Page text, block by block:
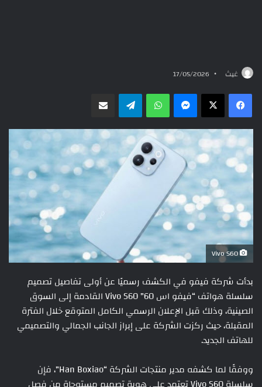
غيث 17/05/2026
ماسنجر واتسابتيلقرام
بدأت شركة فيفو في الكشف رسميًا عن أولى تفاصيل تصميم
سلسلة هواتف “فيفو اس 60” Vivo S60 القادمة إلى السوق
الصينية، وذلك قبل الإعلان الرسمي الكامل المتوقع خلال الفترة
المقبلة، حيث ركزت الشركة على إبراز الجانب الجمالي والتصميمي
للهاتف الجديد.
ووفقًا لما كشفه مدير منتجات الشركة “Han Boxiao”، فإن